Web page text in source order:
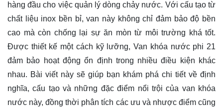
hàng đầu cho việc quản lý dòng chảy nước. Với cấu tạo từ
chất liệu inox bền bỉ, van này không chỉ đảm bảo độ bền
cao mà còn chống lại sự ăn mòn từ môi trường khá tốt.
Được thiết kế một cách kỹ lưỡng, Van khóa nước phi 21
đảm bảo hoạt động ổn định trong nhiều điều kiện khác
nhau. Bài viết này sẽ giúp bạn khám phá chi tiết về định
nghĩa, cấu tạo và những đặc điểm nổi trội của van khóa
nước này, đồng thời phân tích các ưu và nhược điểm cũng